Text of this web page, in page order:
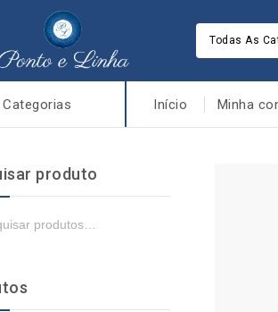
Todas As
Categorias Início Minha
produto